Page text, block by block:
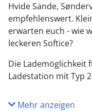
Hvide Sande,
empfehlenswert.
erwarten euch - wie
leckeren Softice?
Die Lademöglichkeit
Ladestation mit Typ
Mehr anzeigen